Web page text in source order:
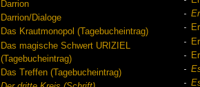
Darrion
Darrion/Dialoge
Das Krautmonopol (Tagebucheintrag)
Das magische Schwert URIZIEL
(Tagebucheintrag)
Das Treffen (Tagebucheintrag)